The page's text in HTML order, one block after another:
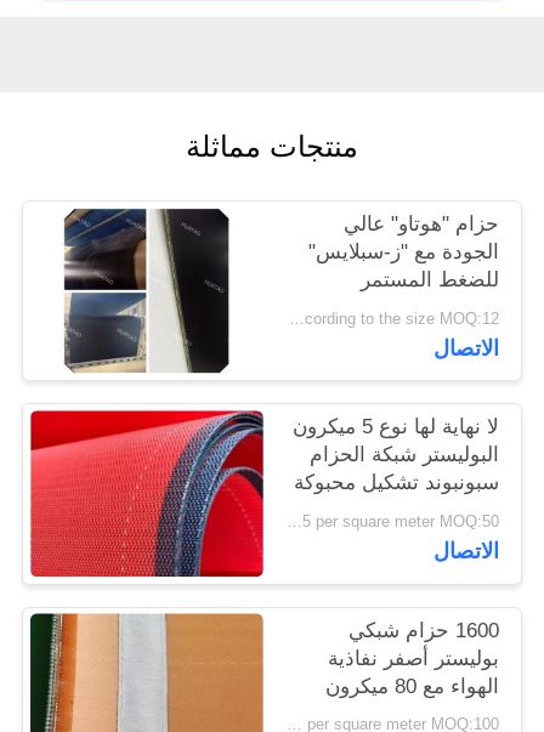
PRIVACY
POLICY
منتجات مماثلة
حزام "هوتاو" عالي
الجودة مع "ز-سبلايس"
للضغط المستمر
according to the size MOQ:12 جهاز كمبيوتر
الاتصال
لا نهاية لها نوع 5 ميكرون
البوليستر شبكة الحزام
سبونبوند تشكيل محبوكة
US $20-25 per square meter MOQ:50 مترا مربعا
الاتصال
1600 حزام شبكي
بوليستر أصفر نفاذية
الهواء مع 80 ميكرون
US $45 per square meter MOQ:100 م 2